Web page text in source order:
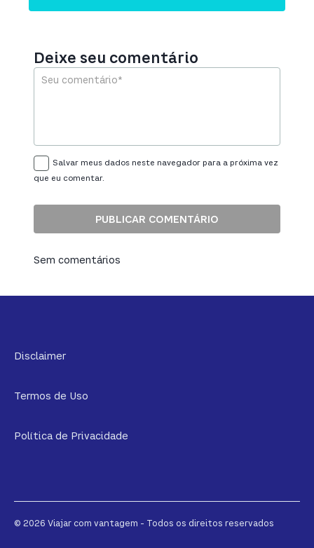
Deixe seu comentário
Salvar meus dados neste navegador para a próxima vez
que eu comentar.
Sem comentários
Disclaimer
Termos de Uso
Política de Privacidade
© 2026 Viajar com vantagem - Todos os direitos reservados